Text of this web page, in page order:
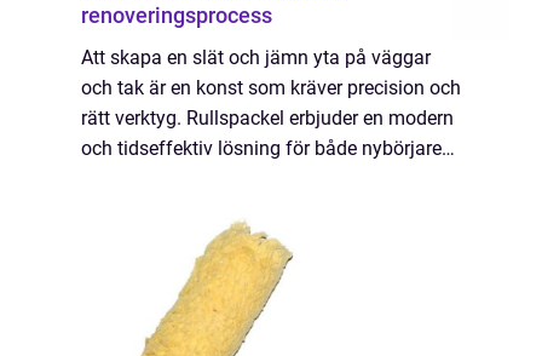
renoveringsprocess
Att skapa en slät och jämn yta på väggar
och tak är en konst som kräver precision och
rätt verktyg. Rullspackel erbjuder en modern
och tidseffektiv lösning för både nybörjare